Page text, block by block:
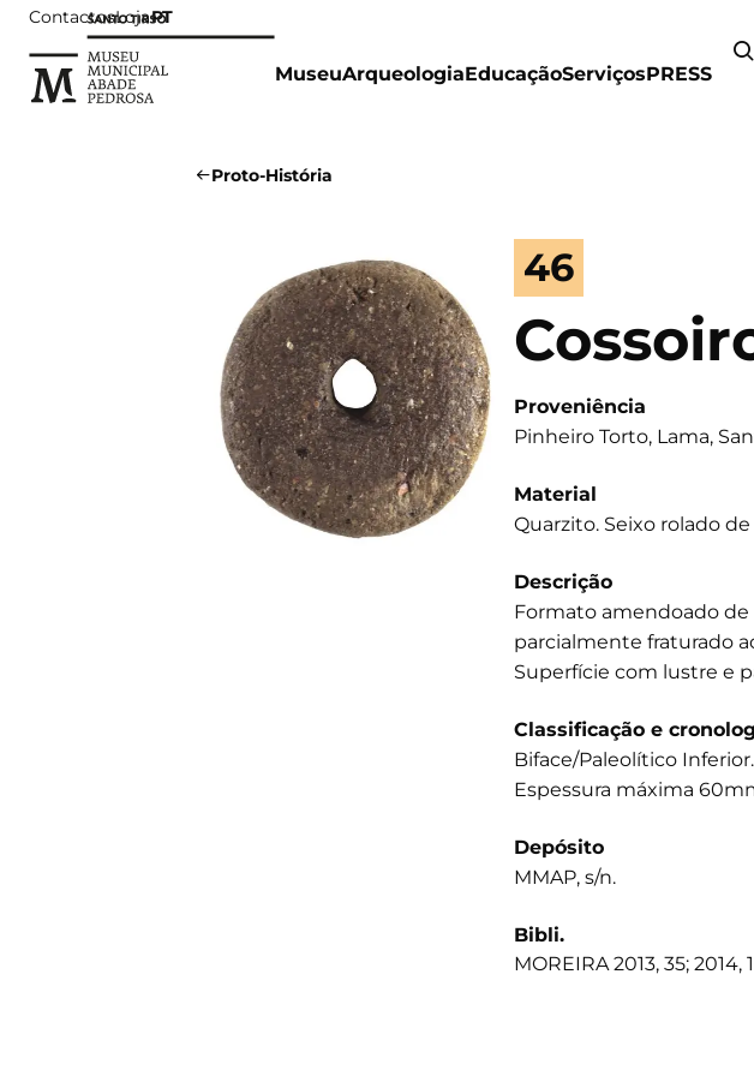
ContactosLojaPT
MuseuArqueologiaEducaçãoServiçosPRESS
Proto-História
46
Proveniência
Pinheiro Torto, Lama,
Material
Quarzito. Seixo rolado
Descrição
Formato amendoado de
parcialmente fraturado
Superfície com lustre e
Classificação e
Biface/Paleolítico
Espessura máxima
Depósito
MMAP, s/n.
Bibli.
MOREIRA 2013, 35; 2014,